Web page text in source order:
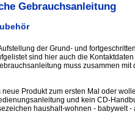
Gebrauchsanleitung
der Grund- und
sind hier auch die Kontaktdaten
muss zusammen mit
Produkt zum ersten Mal oder
und kein CD-
haushalt-wohnen - babywelt -